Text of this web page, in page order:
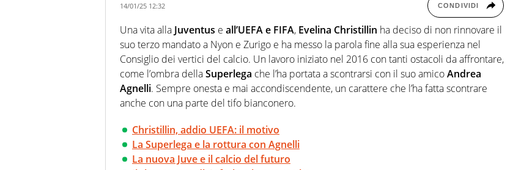
14/01/25 12:32 CONDIVIDI
Una vita alla Juventus e all’UEFA e FIFA, Evelina Christillin ha deciso di non rinnovare il
suo terzo mandato a Nyon e Zurigo e ha messo la parola fine alla sua esperienza nel
Consiglio dei vertici del calcio. Un lavoro iniziato nel 2016 con tanti ostacoli da affrontare,
come l’ombra dellaSuperlega che l’ha portata a scontrarsi con il suo amicoAndrea
Agnelli. Sempre onesta e mai accondiscendente, un carattere che l’ha fatta scontrare
anche con una parte del tifo bianconero.
Christillin, addio UEFA: il motivo
La Superlega e la rottura con Agnelli
La nuova Juve e il calcio del futuro